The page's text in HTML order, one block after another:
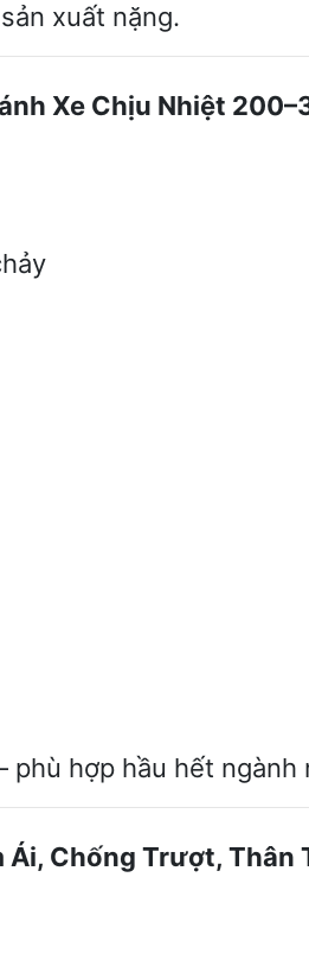
xuất nặng.
Xe Chịu Nhiệt
hợp hầu hết ngành
Ái, Chống Trượt, Thân